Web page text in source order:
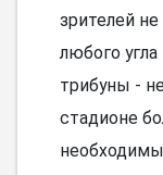
зрителей
любого
трибуны -
стадионе